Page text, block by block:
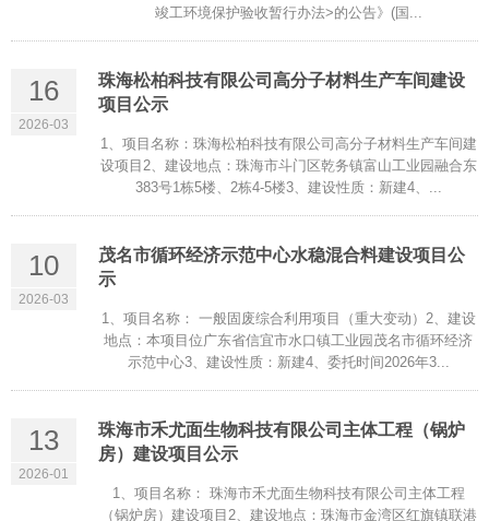
竣工环境保护验收暂行办法>的公告》(国...
16
2026-03
珠海松柏科技有限公司高分子材料生产车间建设
项目公示
1、项目名称：珠海松柏科技有限公司高分子材料生产车间建
设项目2、建设地点：珠海市斗门区乾务镇富山工业园融合东
383号1栋5楼、2栋4-5楼3、建设性质：新建4、...
10
2026-03
茂名市循环经济示范中心水稳混合料建设项目公
示
1、项目名称： 一般固废综合利用项目（重大变动）2、建设
地点：本项目位广东省信宜市水口镇工业园茂名市循环经济
示范中心3、建设性质：新建4、委托时间2026年3...
13
2026-01
珠海市禾尤面生物科技有限公司主体工程（锅炉
房）建设项目公示
1、项目名称： 珠海市禾尤面生物科技有限公司主体工程
（锅炉房）建设项目2、建设地点：珠海市金湾区红旗镇联港